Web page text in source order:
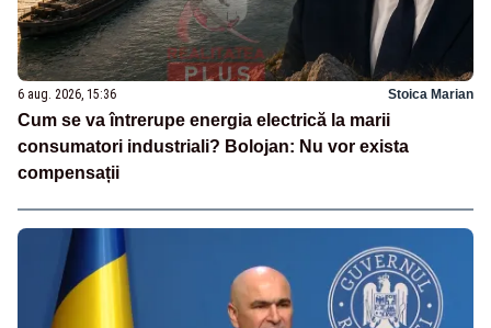
6 aug. 2026, 15:36 Stoica Marian
Cum se va întrerupe energia electrică la marii
consumatori industriali? Bolojan: Nu vor exista
compensații